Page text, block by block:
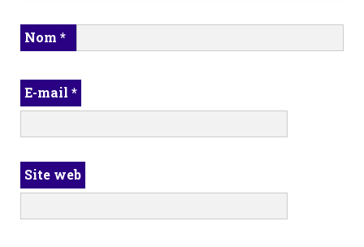
Nom *
E-mail *
Site web